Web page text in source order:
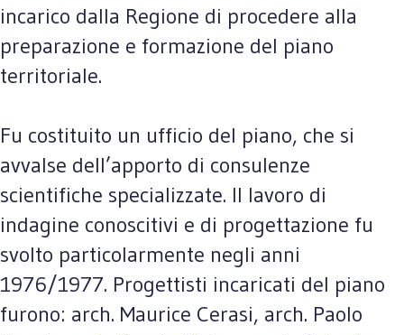
incarico dalla Regione di procedere alla
preparazione e formazione del piano
territoriale.
Fu costituito un ufficio del piano, che si
avvalse dell’apporto di consulenze
scientifiche specializzate. Il lavoro di
indagine conoscitivi e di progettazione fu
svolto particolarmente negli anni
1976/1977. Progettisti incaricati del piano
furono: arch. Maurice Cerasi, arch. Paolo